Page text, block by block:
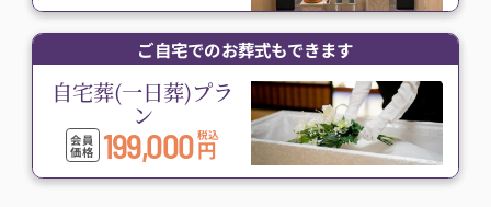
ご自宅でのお葬式もできます
自宅葬(一日葬)プラ
ン
会員
価格 199,000 税込
円